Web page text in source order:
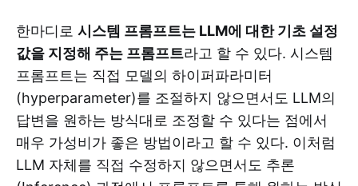
한마디로 시스템 프롬프트는 LLM에 대한 기초 설정
값을 지정해 주는 프롬프트라고 할 수 있다. 시스템
프롬프트는 직접 모델의 하이퍼파라미터
(hyperparameter)를 조절하지 않으면서도 LLM의
답변을 원하는 방식대로 조정할 수 있다는 점에서
매우 가성비가 좋은 방법이라고 할 수 있다. 이처럼
LLM 자체를 직접 수정하지 않으면서도 추론